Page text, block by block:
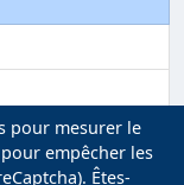
pour mesurer le
empêcher les
Êtes-